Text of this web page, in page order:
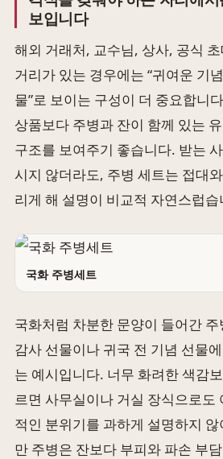
보입니다
해외 거래처, 교수님, 상사, 공식
거리가 있는 경우에는 “귀여운 기
물”로 보이는 구성이 더 중요합니
상품보다 주병과 잔이 함께 있는
구조를 보여주기 좋습니다. 받는
시지 않더라도, 주병 세트는 접대
리게 해 설명이 비교적 자연스럽습
국화 주병세트
국화처럼 차분한 문양이 들어간
감사 선물이나 귀국 전 기념 선물
는 예시입니다. 너무 화려한 색감
르면 사무실이나 거실 장식으로도
적인 분위기를 과하게 설명하지
만 주병은 잔보다 부피와 파손 부